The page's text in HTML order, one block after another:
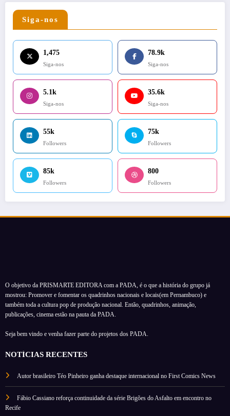
Siga-nos
1,475
Siga-nos
78.9k
Siga-nos
5.1k
Siga-nos
35.6k
Siga-nos
55k
Followers
75k
Followers
85k
Followers
800
Followers
O objetivo da PRISMARTE EDITORA com a PADA, é o que a história do grupo já
mostrou: Promover e fomentar os quadrinhos nacionais e locais(em Pernambuco) e
também toda a cultura pop de produção nacional. Então, quadrinhos, animação,
publicações, cinema estão na pauta da PADA.
Seja bem vindo e venha fazer parte do projetos dos PADA.
NOTÍCIAS RECENTES
Autor brasileiro Téo Pinheiro ganha destaque internacional no First Comics News
Fábio Cassiano reforça continuidade da série Brigões do Asfalto em encontro no
Recife